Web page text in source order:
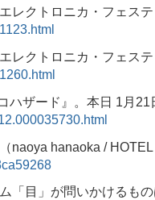
レクトロニカ・フェス
レクトロニカ・フェス
ハザード』。本日 1月21
naoya hanaoka / HOTEL
目」が問いかけるもの